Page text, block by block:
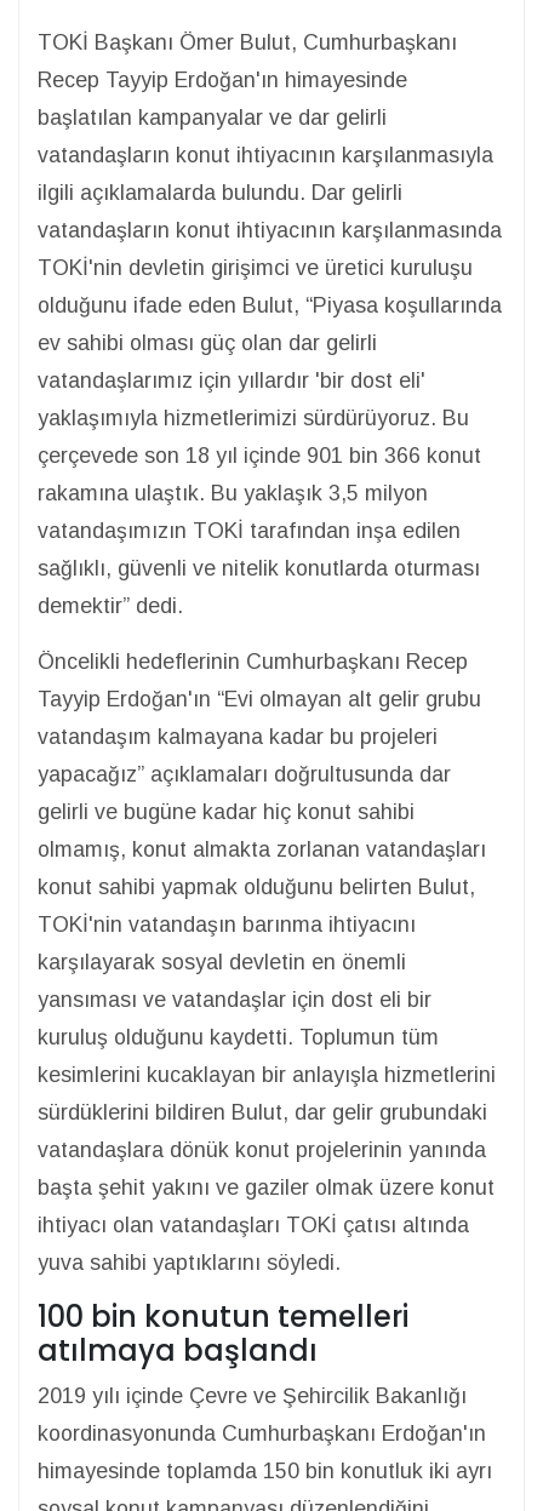
TOKİ Başkanı Ömer Bulut, Cumhurbaşkanı
Recep Tayyip Erdoğan'ın himayesinde
başlatılan kampanyalar ve dar gelirli
vatandaşların konut ihtiyacının karşılanmasıyla
ilgili açıklamalarda bulundu. Dar gelirli
vatandaşların konut ihtiyacının karşılanmasında
TOKİ'nin devletin girişimci ve üretici kuruluşu
olduğunu ifade eden Bulut, “Piyasa koşullarında
ev sahibi olması güç olan dar gelirli
vatandaşlarımız için yıllardır 'bir dost eli'
yaklaşımıyla hizmetlerimizi sürdürüyoruz. Bu
çerçevede son 18 yıl içinde 901 bin 366 konut
rakamına ulaştık. Bu yaklaşık 3,5 milyon
vatandaşımızın TOKİ tarafından inşa edilen
sağlıklı, güvenli ve nitelik konutlarda oturması
demektir” dedi.
Öncelikli hedeflerinin Cumhurbaşkanı Recep
Tayyip Erdoğan'ın “Evi olmayan alt gelir grubu
vatandaşım kalmayana kadar bu projeleri
yapacağız” açıklamaları doğrultusunda dar
gelirli ve bugüne kadar hiç konut sahibi
olmamış, konut almakta zorlanan vatandaşları
konut sahibi yapmak olduğunu belirten Bulut,
TOKİ'nin vatandaşın barınma ihtiyacını
karşılayarak sosyal devletin en önemli
yansıması ve vatandaşlar için dost eli bir
kuruluş olduğunu kaydetti. Toplumun tüm
kesimlerini kucaklayan bir anlayışla hizmetlerini
sürdüklerini bildiren Bulut, dar gelir grubundaki
vatandaşlara dönük konut projelerinin yanında
başta şehit yakını ve gaziler olmak üzere konut
ihtiyacı olan vatandaşları TOKİ çatısı altında
yuva sahibi yaptıklarını söyledi.
100 bin konutun temelleri
atılmaya başlandı
2019 yılı içinde Çevre ve Şehircilik Bakanlığı
koordinasyonunda Cumhurbaşkanı Erdoğan'ın
himayesinde toplamda 150 bin konutluk iki ayrı